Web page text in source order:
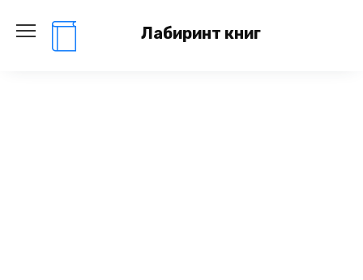
содержанию
Лабиринт книг